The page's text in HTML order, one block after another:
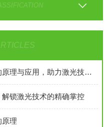
自相关仪超短脉冲测量仪的原理与应用，助力激光技术的新突破
锁激光技术的精确掌控
原理